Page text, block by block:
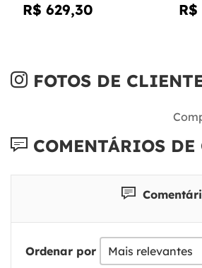
R$ 629,30
FOTOS DE
COMENTÁRIOS DE
Ordenar por